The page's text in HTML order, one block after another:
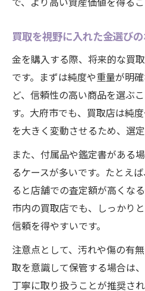
買取を視野に入れた金選び
金を購入する際、将来的な買
です。まずは純度や重量が明
ど、信頼性の高い商品を選ぶ
す。大府市でも、買取店は純
を大きく変動させるため、選
また、付属品や鑑定書がある
るケースが多いです。たとえ
ると店舗での査定額が高くな
市内の買取店でも、しっかり
信頼を得やすいです。
注意点として、汚れや傷の有
取を意識して保管する場合は
丁寧に取り扱うことが推奨さ